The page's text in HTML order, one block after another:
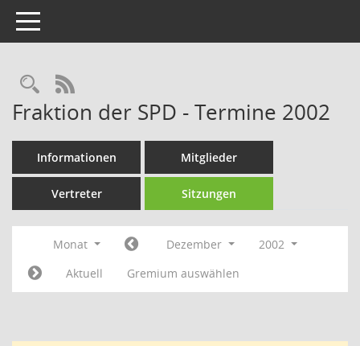
Toggle navigation
Rechercheauswahl
RSS-Feed
Fraktion der SPD - Termine 2002
Informationen Mitglieder
Vertreter Sitzungen
Monat Dezember
2002
Aktuell
Gremium auswählen